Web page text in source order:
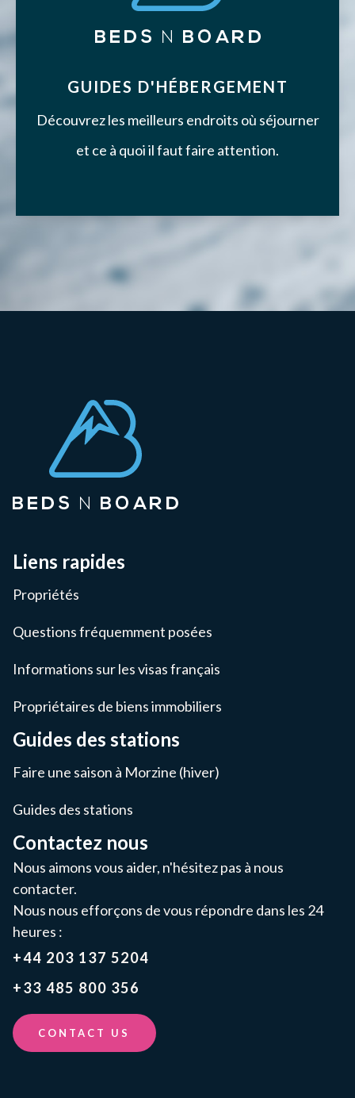
GUIDES D'HÉBERGEMENT
Découvrez les meilleurs endroits où séjourner
et ce à quoi il faut faire attention.
Liens rapides
Propriétés
Questions fréquemment posées
Informations sur les visas français
Propriétaires de biens immobiliers
Guides des stations
Faire une saison à Morzine (hiver)
Guides des stations
Contactez nous
Nous aimons vous aider, n'hésitez pas à nous
contacter.
Nous nous efforçons de vous répondre dans les 24
heures :
+44 203 137 5204
+33 485 800 356
CONTACT US